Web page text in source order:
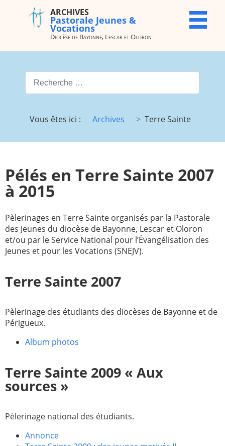
ARCHIVES
Pastorale
Lescar et
X
du site
Vocations
JMJ
Pélé Vélo
64
Camp St
Route
chantante
Maison St
Antoine
Paray-le-
Monial
École de la
foi
Sainte
Taizé
Étudiants
Jeunes
Collégiens
Pastorales
jeunes
locales
Groupe
Nouvelles
d'Orient
Divers
ARCHIVES
Pastorale Jeunes &
Vocations
Diocèse de Bayonne, Lescar et Oloron
Valider
Vous êtes ici :
Archives Terre Sainte
Pélés en Terre Sainte 2007
à 2015
Pèlerinages en Terre Sainte organisés par la Pastorale
des Jeunes du diocèse de Bayonne, Lescar et Oloron
et/ou par le Service National pour l’Évangélisation des
Jeunes et pour les Vocations (SNEJV).
Terre Sainte 2007
Pèlerinage des étudiants des diocèses de Bayonne et de
Périgueux.
Album photos
Terre Sainte 2009 « Aux
sources »
Pèlerinage national des étudiants.
Annonce